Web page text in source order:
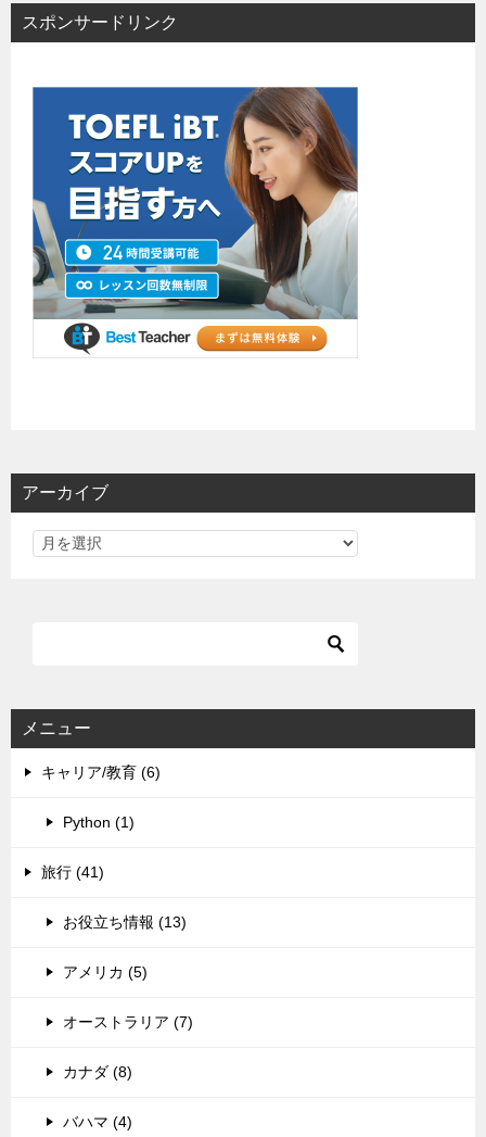
スポンサードリンク
アーカイブ
メニュー
キャリア/教育 (6)
Python (1)
旅行 (41)
お役立ち情報 (13)
アメリカ (5)
オーストラリア (7)
カナダ (8)
バハマ (4)